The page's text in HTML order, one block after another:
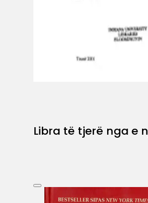
Libra të tjerë nga e